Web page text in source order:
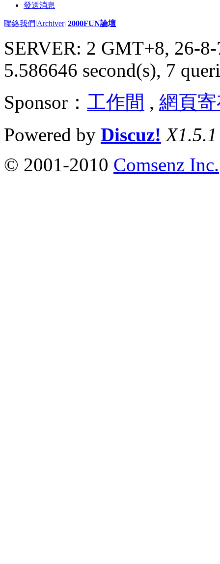
發送消息
聯絡我們|Archiver| 2000FUN論壇
SERVER: 2 GMT+8, 26-
5.586646 second(s), 7
Sponsor： 工作間 , 網頁
Powered by Discuz! X1.5.1
© 2001-2010 Comsenz Inc.